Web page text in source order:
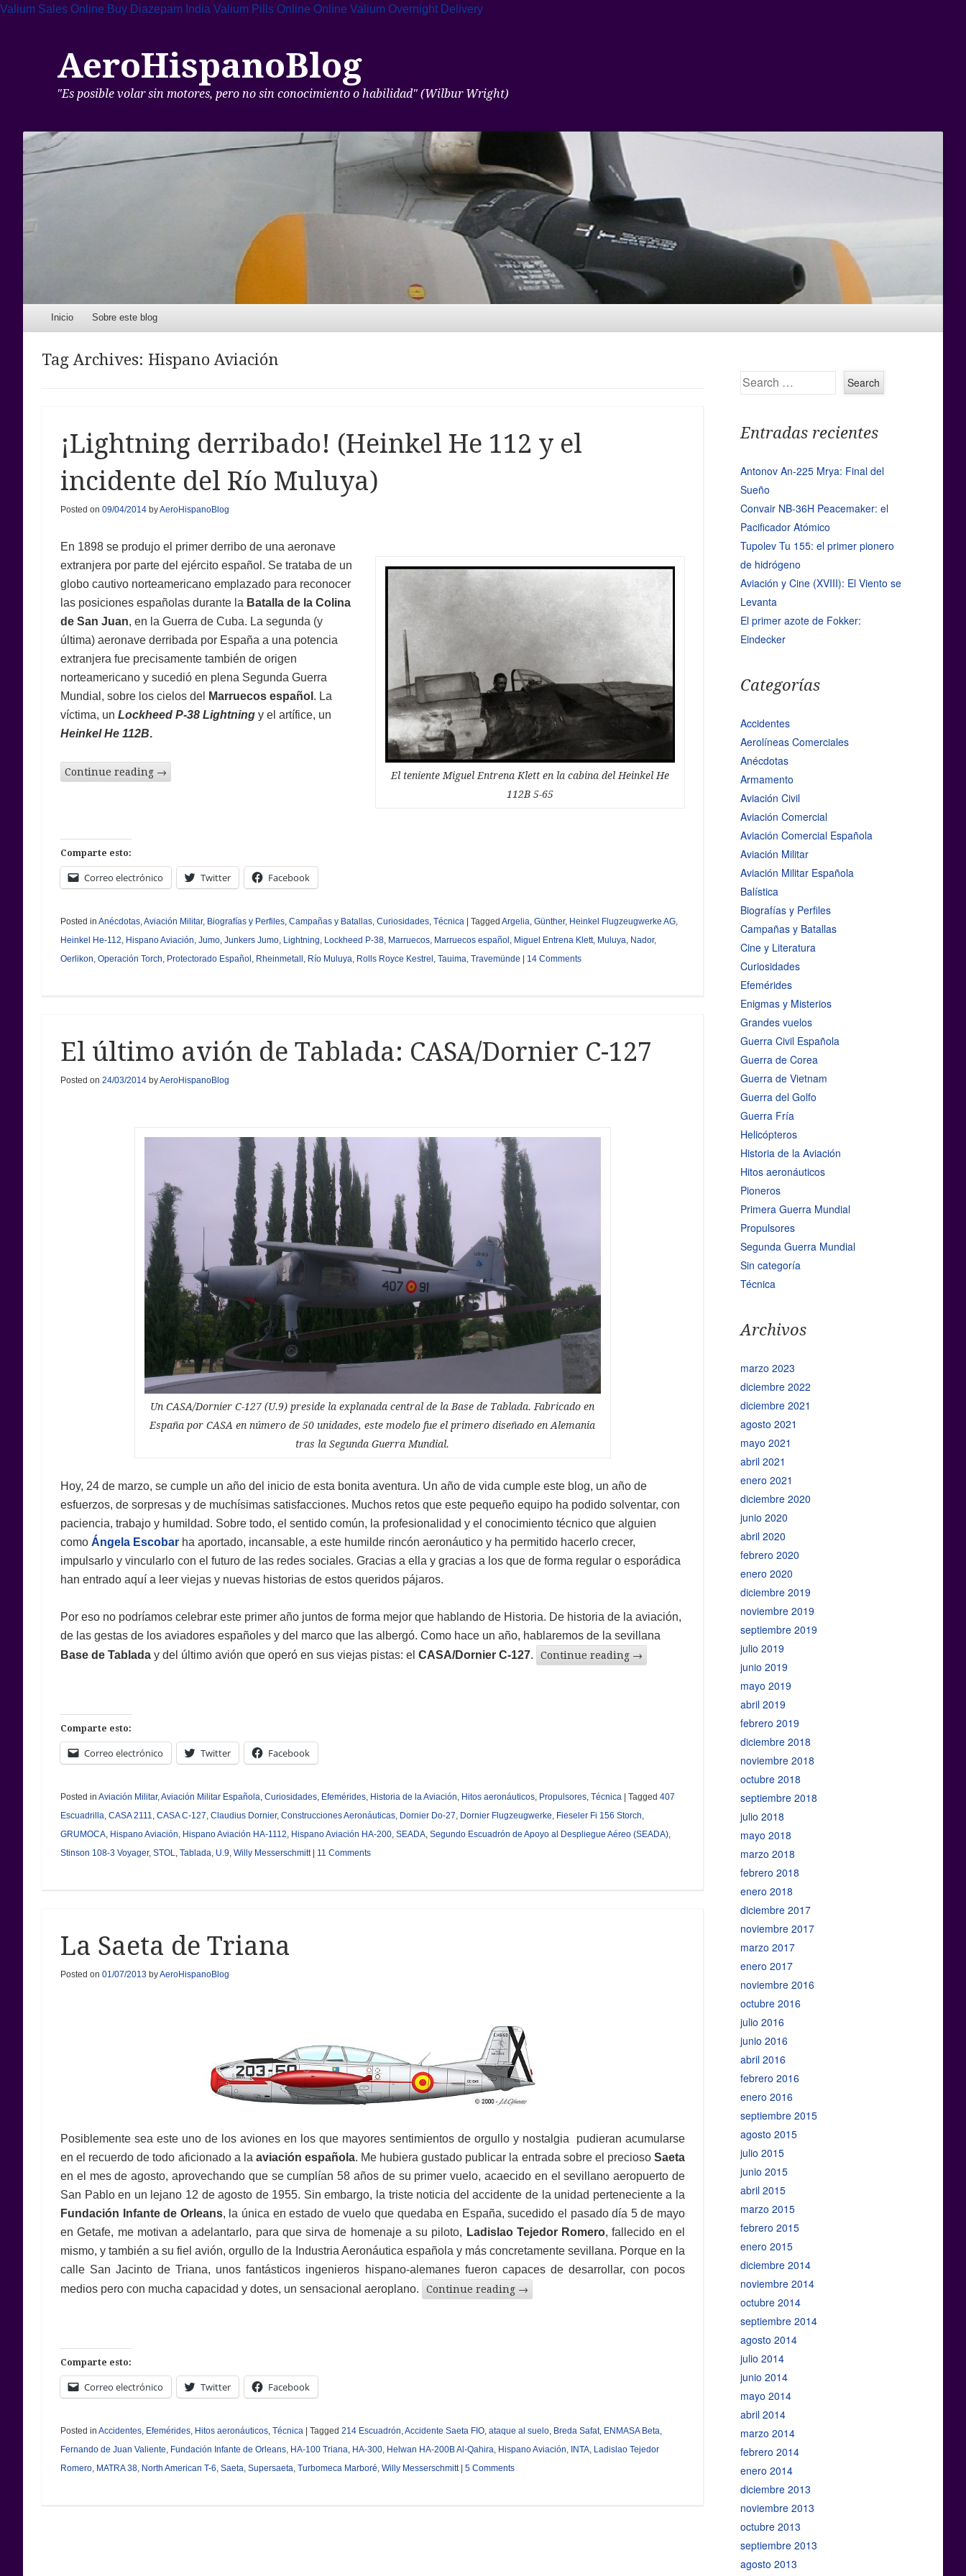
Valium Sales Online Buy Diazepam India Valium Pills Online Online Valium Overnight Delivery
AeroHispanoBlog
"Es posible volar sin motores, pero no sin conocimiento o habilidad" (Wilbur Wright)
Menu
Skip to content
Inicio Sobre este blog
Tag Archives: Hispano Aviación
¡Lightning derribado! (Heinkel He 112 y el
incidente del Río Muluya)
Posted on 09/04/2014byAeroHispanoBlog
El teniente Miguel Entrena Klett en la cabina del Heinkel He
112B 5-65
En 1898 se produjo el primer derribo de una aeronave
extranjera por parte del ejército español. Se trataba de un
globo cautivo norteamericano emplazado para reconocer
las posiciones españolas durante la Batalla de la Colina
de San Juan, en la Guerra de Cuba. La segunda (y
última) aeronave derribada por España a una potencia
extranjera fue precisamente también de origen
norteamericano y sucedió en plena Segunda Guerra
Mundial, sobre los cielos del
Marruecos español . La
víctima, un Lockheed P-38 Lightningy el artífice, un
HeinkelHe 112B.
Continue reading →
Comparte esto:
Correo electrónico Twitter Facebook
Posted in Anécdotas, Aviación Militar, Biografías y Perfiles, Campañas y Batallas, Curiosidades, Técnica | Tagged Argelia Günther, Heinkel Flugzeugwerke AG,
Heinkel He-112 Hispano Aviación Jumo, Junkers Jumo, Lightning Lockheed P-38, Marruecos, Marruecos español Miguel Entrena Klett, Muluya Nador,
Oerlikon Operación Torch Protectorado Español Rheinmetall Río Muluya Rolls Royce Kestrel Tauima Travemünde | 14 Comments
El último avión de Tablada: CASA/Dornier C-127
Posted on 24/03/2014byAeroHispanoBlog
Un CASA/Dornier C-127 (U.9) preside la explanada central de la Base de Tablada. Fabricado en
España por CASA en número de 50 unidades, este modelo fue el primero diseñado en Alemania
tras la Segunda Guerra Mundial.
Hoy, 24 de marzo, se cumple un año del inicio de esta bonita aventura. Un año de vida cumple este blog, un año de
esfuerzos, de sorpresas y de muchísimas satisfacciones. Muchos retos que este pequeño equipo ha podido solventar, con
paciencia, trabajo y humildad. Sobre todo, el sentido común, la profesionalidad y el conocimiento técnico que alguien
como Ángela Escobarha aportado, incansable, a este humilde rincón aeronáutico y ha permitido hacerlo crecer,
impulsarlo y vincularlo con el futuro de las redes sociales. Gracias a ella y gracias a los que de forma regular o esporádica
han entrado aquí a leer viejas y nuevas historias de estos queridos pájaros.
Por eso no podríamos celebrar este primer año juntos de forma mejor que hablando de Historia. De historia de la aviación,
de las gestas de los aviadores españoles y del marco que las albergó. Como hace un año, hablaremos de la sevillana
Base de Tabladay del último avión que operó en sus viejas pistas: el CASA/Dornier C-127. Continue reading →
Comparte esto:
Correo electrónico Twitter Facebook
Posted in Aviación Militar,Aviación Militar Española, Curiosidades, Efemérides, Historia de la Aviación, Hitos aeronáuticos, Propulsores, Técnica Tagged 407
Escuadrilla, CASA 2111, CASA C-127, Claudius Dornier, Construcciones Aeronáuticas, Dornier Do-27, Dornier Flugzeugwerke, Fieseler Fi 156 Storch,
GRUMOCA, Hispano Aviación, Hispano Aviación HA-1112, Hispano Aviación HA-200, SEADA, Segundo Escuadrón de Apoyo al Despliegue Aéreo (SEADA),
Stinson 108-3 Voyager, STOL, Tablada, U.9, Willy Messerschmitt 11 Comments
La Saeta de Triana
Posted on 01/07/2013 byAeroHispanoBlog
Posiblemente sea este uno de los aviones en los que mayores sentimientos de orgullo y nostalgia pudieran acumularse
en el recuerdo de todo aficionado a la aviación española. Me hubiera gustado publicar la entrada sobre el precioso Saeta
en el mes de agosto, aprovechando que se cumplían 58 años de su primer vuelo, acaecido en el sevillano aeropuerto de
San Pablo en un lejano 12 de agosto de 1955. Sin embargo, la triste noticia del accidente de la unidad perteneciente a la
Fundación Infante de Orleans, la única en estado de vuelo que quedaba en España, sucedido el pasado día 5 de mayo
en Getafe, me motivan a adelantarlo, para que sirva de homenaje a su piloto, Ladislao Tejedor Romero, fallecido en el
mismo, y también a su fiel avión, orgullo de la Industria Aeronáutica española y más concretamente sevillana. Porque en la
calle San Jacinto de Triana, unos fantásticos ingenieros hispano-alemanes fueron capaces de desarrollar, con pocos
medios pero con mucha capacidad y dotes, un sensacional aeroplano.
Continue reading →
Comparte esto:
Correo electrónico Twitter Facebook
Posted in Accidentes, Efemérides, Hitos aeronáuticos, Técnica | Tagged 214 Escuadrón Accidente Saeta FIO, ataque al suelo, Breda Safat, ENMASA Beta
Fernando de Juan Valiente Fundación Infante de Orleans, HA-100 Triana HA-300, Helwan HA-200B Al-Qahira Hispano Aviación INTA, Ladislao Tejedor
Romero, MATRA 38, North American T-6 Saeta Supersaeta Turbomeca Marboré Willy Messerschmitt | 5 Comments
Search
Entradas recientes
Antonov An-225 Mrya: Final del
Sueño
Convair NB-36H Peacemaker: el
Pacificador Atómico
Tupolev Tu 155: el primer pionero
de hidrógeno
Aviación y Cine (XVIII): El Viento se
Levanta
El primer azote de Fokker:
Eindecker
Categorías
Accidentes
Aerolíneas Comerciales
Anécdotas
Armamento
Aviación Civil
Aviación Comercial
Aviación Comercial Española
Aviación Militar
Aviación Militar Española
Balística
Biografías y Perfiles
Campañas y Batallas
Cine y Literatura
Curiosidades
Efemérides
Enigmas y Misterios
Grandes vuelos
Guerra Civil Española
Guerra de Corea
Guerra de Vietnam
Guerra del Golfo
Guerra Fría
Helicópteros
Historia de la Aviación
Hitos aeronáuticos
Pioneros
Primera Guerra Mundial
Propulsores
Segunda Guerra Mundial
Sin categoría
Técnica
Archivos
marzo 2023
diciembre 2022
diciembre 2021
agosto 2021
mayo 2021
abril 2021
enero 2021
diciembre 2020
junio 2020
abril 2020
febrero 2020
enero 2020
diciembre 2019
noviembre 2019
septiembre 2019
julio 2019
junio 2019
mayo 2019
abril 2019
febrero 2019
diciembre 2018
noviembre 2018
octubre 2018
septiembre 2018
julio 2018
mayo 2018
marzo 2018
febrero 2018
enero 2018
diciembre 2017
noviembre 2017
marzo 2017
enero 2017
noviembre 2016
octubre 2016
julio 2016
junio 2016
abril 2016
febrero 2016
enero 2016
septiembre 2015
agosto 2015
julio 2015
junio 2015
abril 2015
marzo 2015
febrero 2015
enero 2015
diciembre 2014
noviembre 2014
octubre 2014
septiembre 2014
agosto 2014
julio 2014
junio 2014
mayo 2014
abril 2014
marzo 2014
febrero 2014
enero 2014
diciembre 2013
noviembre 2013
octubre 2013
septiembre 2013
agosto 2013